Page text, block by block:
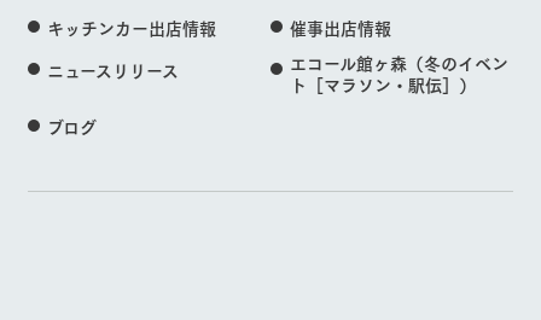
キッチンカー出店情報
催事出店情報
ニュースリリース
エコール館ヶ森（冬のイベン
ト［マラソン・駅伝］）
ブログ